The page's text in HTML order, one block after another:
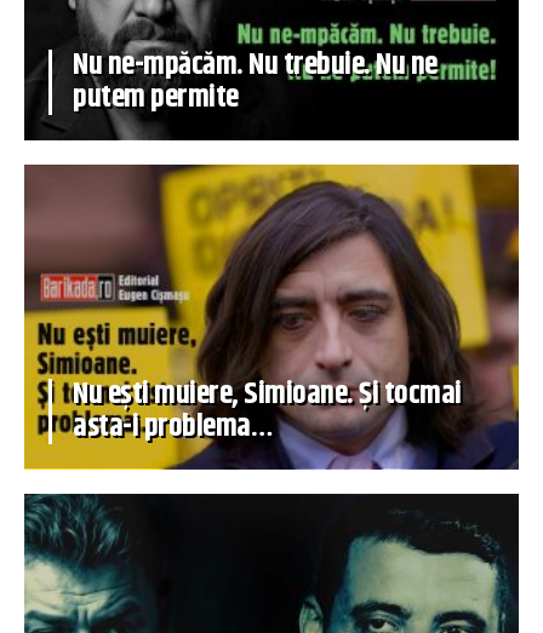
Nu ne-mpăcăm. Nu trebuie. Nu ne
putem permite
Nu ești muiere, Simioane. Și tocmai
asta-i problema…